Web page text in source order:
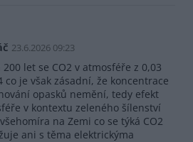
23.6.2026 09:23
let se CO2 v atmosféře z 0,03
co je však zásadní, že koncentrace
opasků nemění, tedy efekt
v kontextu zeleného šílenství
na Zemi co se týká CO2
ani s těma elektrickýma